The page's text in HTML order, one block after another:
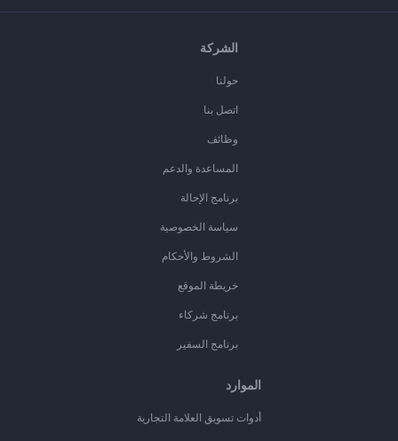
الشركة
حولنا
اتصل بنا
وظائف
المساعدة والدعم
برنامج الإحالة
سياسة الخصوصية
الشروط والأحكام
خريطة الموقع
برنامج شركاء
برنامج السفير
الموارد
أدوات تسويق العلامة التجارية